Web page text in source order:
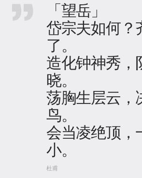
「望岳」
岱宗夫如何？
了。
造化钟神秀，
晓。
荡胸生层云，
鸟。
会当凌绝顶，
小。
杜甫